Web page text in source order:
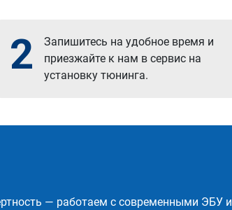
2
Запишитесь на удобное время и
приезжайте к нам в сервис на
установку тюнинга.
— работаем с современными ЭБУ и